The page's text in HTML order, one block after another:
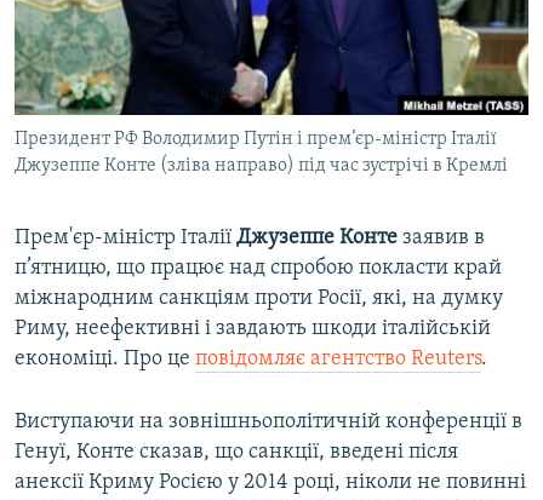
ВІДЕОУРОКИ «ELIFBE»
СВІДЧЕННЯ ОКУПАЦІЇ
УКРАЇНСЬКА ПРОБЛЕМА КРИМУ
ІНФОГРАФІКА
Русский
Qırımtatar
ДОЛУЧАЙСЯ!
Усі сайти RFE/RL
Президент РФ Володимир Путін і прем’єр-міністр Італії
Джузеппе Конте (зліва направо) під час зустрічі в Кремлі
Прем'єр-міністр Італії Джузеппе Конте заявив в
п’ятницю, що працює над спробою покласти край
міжнародним санкціям проти Росії, які, на думку
Риму, неефективні і завдають шкоди італійській
економіці. Про це повідомляє агентство Reuters.
Виступаючи на зовнішньополітичній конференції в
Генуї, Конте сказав, що санкції, введені після
анексії Криму Росією у 2014 році, ніколи не повинні